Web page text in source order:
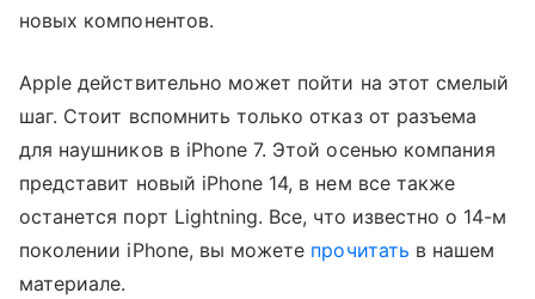
новых компонентов.
Apple действительно может пойти на этот смелый
шаг. Стоит вспомнить только отказ от разъема
для наушников в iPhone 7. Этой осенью компания
представит новый iPhone 14, в нем все также
останется порт Lightning. Все, что известно о 14-м
поколении iPhone, вы можете прочитать в нашем
материале.